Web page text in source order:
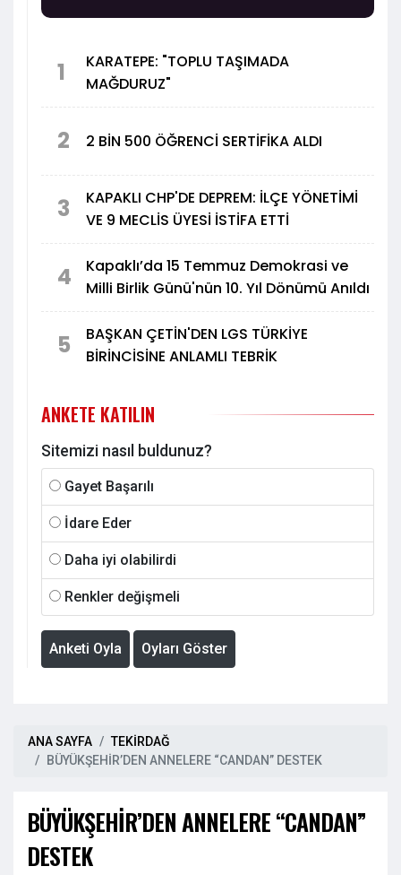
1
KARATEPE: "TOPLU TAŞIMADA
MAĞDURUZ"
2 2 BİN 500 ÖĞRENCİ SERTİFİKA ALDI
3
KAPAKLI CHP'DE DEPREM: İLÇE YÖNETİMİ
VE 9 MECLİS ÜYESİ İSTİFA ETTİ
4
Kapaklı’da 15 Temmuz Demokrasi ve
Milli Birlik Günü'nün 10. Yıl Dönümü Anıldı
5
BAŞKAN ÇETİN'DEN LGS TÜRKİYE
BİRİNCİSİNE ANLAMLI TEBRİK
ANKETE KATILIN
Sitemizi nasıl buldunuz?
Gayet Başarılı
İdare Eder
Daha iyi olabilirdi
Renkler değişmeli
Anketi Oyla Oyları Göster
ANA SAYFA
TEKİRDAĞ
BÜYÜKŞEHİR’DEN ANNELERE “CANDAN” DESTEK
BÜYÜKŞEHİR’DEN ANNELERE “CANDAN”
DESTEK